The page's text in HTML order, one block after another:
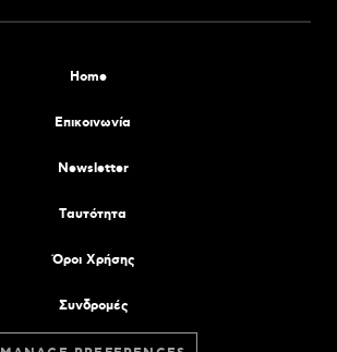
Home
Επικοινωνία
Newsletter
Tαυτότητα
Όροι Χρήσης
Συνδρομές